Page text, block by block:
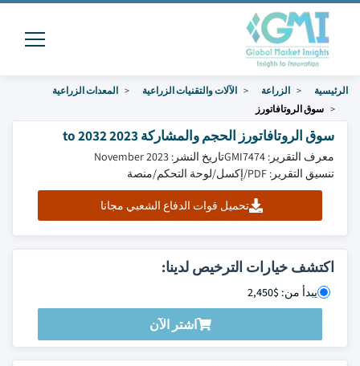
الرئيسية الزراعة الآلات والتقنيات الزراعية
المعدات الزراعية
سوق الروتافاتورز
سوق الروتافاتورز الحجم والمشاركة 2023 to 2032
معرف التقرير: GMI7474
تاريخ النشر: November 2023
تنسيق التقرير: PDF/إكسل/لوحة التحكم/منصة
تحميل قوات الدفاع الشعبي مجانا
اكتشف خيارات الترخيص لدينا:
يبدأ من: $2,450
اشتر الآن